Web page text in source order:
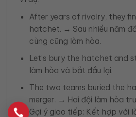
After years of rivalry, they
hatchet. → Sau nhiều năm
cùng cũng làm hòa.
Let’s bury the hatchet and
làm hòa và bắt đầu lại.
The two teams buried the
merger. → Hai đội làm hòa
Gợi ý giao tiếp: Kết hợp với